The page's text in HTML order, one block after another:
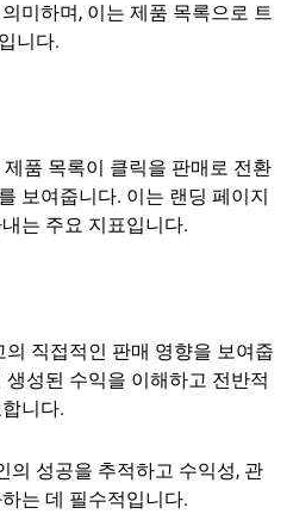
미하며, 이는 제품 목록으로 트
니다.
품 목록이 클릭을 판매로 전환
보여줍니다. 이는 랜딩 페이지
는 주요 지표입니다.
직접적인 판매 영향을 보여줍
성된 수익을 이해하고 전반적
니다.
의 성공을 추적하고 수익성, 관
는 데 필수적입니다.